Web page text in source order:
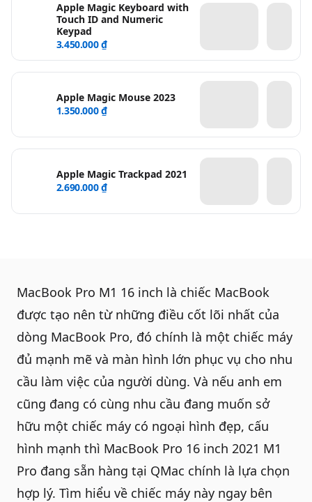
Apple Magic Keyboard with
Touch ID and Numeric
Keypad
3.450.000 ₫
Apple Magic Mouse 2023
1.350.000 ₫
Apple Magic Trackpad 2021
2.690.000 ₫
MacBook Pro M1 16 inch là chiếc MacBook
được tạo nên từ những điều cốt lõi nhất của
dòng MacBook Pro, đó chính là một chiếc máy
đủ mạnh mẽ và màn hình lớn phục vụ cho nhu
cầu làm việc của người dùng. Và nếu anh em
cũng đang có cùng nhu cầu đang muốn sở
hữu một chiếc máy có ngoại hình đẹp, cấu
hình mạnh thì MacBook Pro 16 inch 2021 M1
Pro đang sẵn hàng tại QMac chính là lựa chọn
hợp lý. Tìm hiểu về chiếc máy này ngay bên